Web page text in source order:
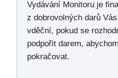
Vydávání Monitoru je
z dobrovolných darů
vděční, pokud se
podpořit darem,
pokračovat.